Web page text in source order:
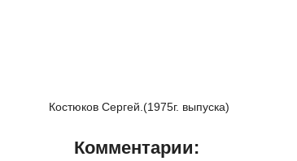
Костюков Сергей.(1975г. выпуска)
Комментарии: